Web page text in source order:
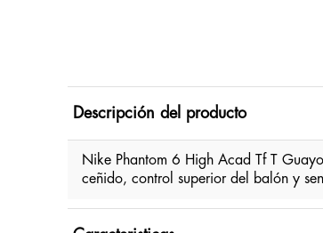
Descripción del producto
Nike Phantom 6 High Acad Tf T
ceñido, control superior del balón y